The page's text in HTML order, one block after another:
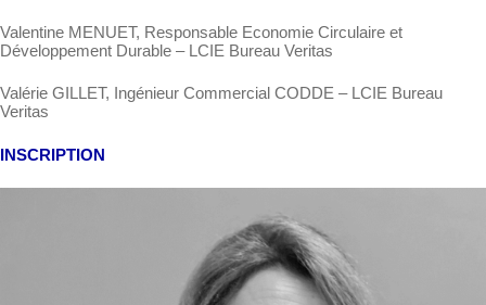
Valentine MENUET, Responsable Economie Circulaire et
Développement Durable – LCIE Bureau Veritas
Valérie GILLET, Ingénieur Commercial CODDE – LCIE Bureau
Veritas
INSCRIPTION